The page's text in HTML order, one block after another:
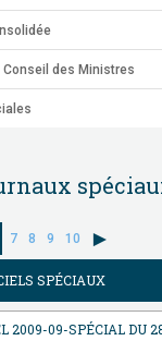
des Ministres
7 8 9 10
SPÉCIAUX
2009-09-SPÉCIAL DU